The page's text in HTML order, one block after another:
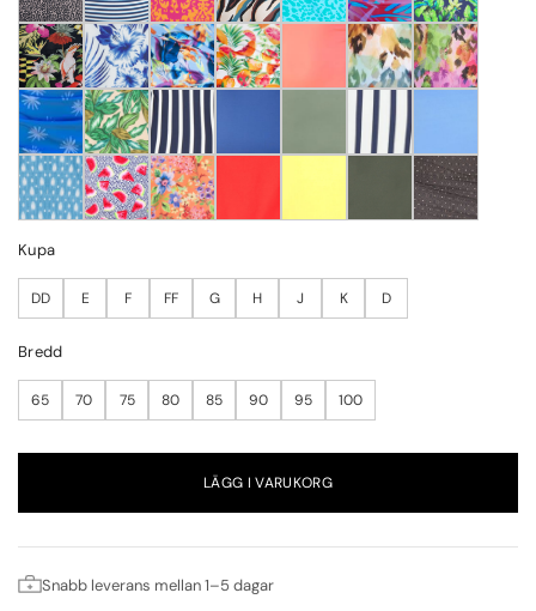
Kupa
DD E F FF G H J K D
Bredd
65 70 75 80 85 90 95 100
LÄGG I VARUKORG
Snabb leverans mellan 1–5 dagar